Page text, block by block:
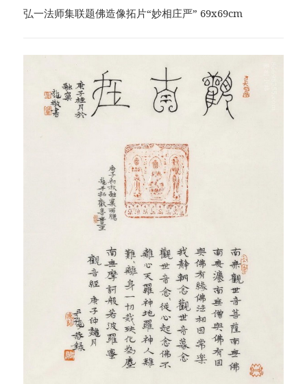
弘一法师集联题佛造像拓片“妙相庄严” 69x69cm